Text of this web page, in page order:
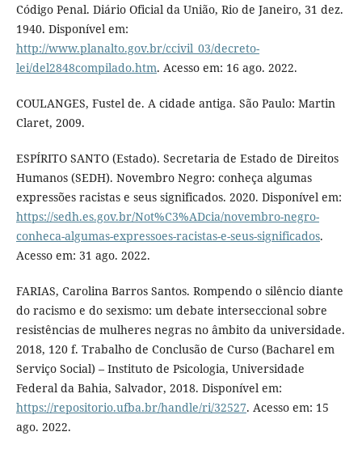
Código Penal. Diário Oficial da União, Rio de Janeiro, 31 dez.
1940. Disponível em:
http://www.planalto.gov.br/ccivil_03/decreto-
lei/del2848compilado.htm. Acesso em: 16 ago. 2022.
COULANGES, Fustel de. A cidade antiga. São Paulo: Martin
Claret, 2009.
ESPÍRITO SANTO (Estado). Secretaria de Estado de Direitos
Humanos (SEDH). Novembro Negro: conheça algumas
expressões racistas e seus significados. 2020. Disponível em:
https://sedh.es.gov.br/Not%C3%ADcia/novembro-negro-
conheca-algumas-expressoes-racistas-e-seus-significados.
Acesso em: 31 ago. 2022.
FARIAS, Carolina Barros Santos. Rompendo o silêncio diante
do racismo e do sexismo: um debate interseccional sobre
resistências de mulheres negras no âmbito da universidade.
2018, 120 f. Trabalho de Conclusão de Curso (Bacharel em
Serviço Social) – Instituto de Psicologia, Universidade
Federal da Bahia, Salvador, 2018. Disponível em:
https://repositorio.ufba.br/handle/ri/32527. Acesso em: 15
ago. 2022.